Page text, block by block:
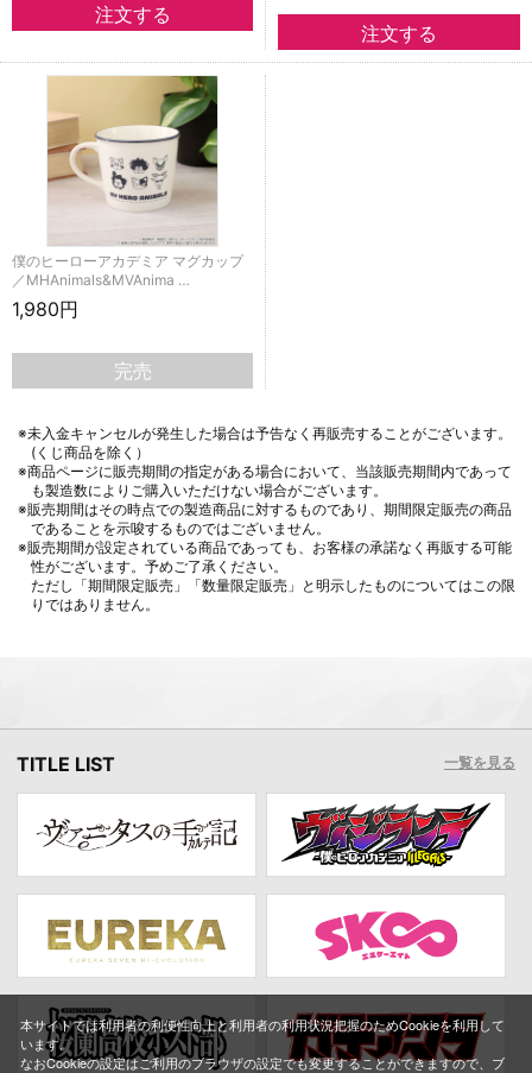
僕のヒーローアカデミア マグカップ
／MHAnimals&MVAnima …
1,980円
完売
※未入金キャンセルが発生した場合は予告なく再販売することがございます。
(くじ商品を除く）
※商品ページに販売期間の指定がある場合において、当該販売期間内であって
も製造数によりご購入いただけない場合がございます。
※販売期間はその時点での製造商品に対するものであり、期間限定販売の商品
であることを示唆するものではございません。
※販売期間が設定されている商品であっても、お客様の承諾なく再販する可能
性がございます。予めご了承ください。
ただし「期間限定販売」「数量限定販売」と明示したものについてはこの限
りではありません。
TITLE LIST 一覧を見る
本サイトでは利用者の利便性向上と利用者の利用状況把握のためCookieを利用して
います。
なおCookieの設定はご利用のブラウザの設定でも変更することができますので、ブ